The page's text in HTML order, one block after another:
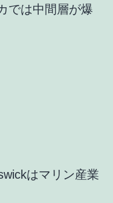
では中間層が爆
はマリン産業